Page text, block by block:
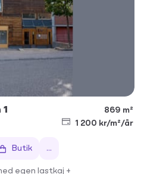
869 m²
1 200 kr/m²/år
Butik ...
egen lastkaj +